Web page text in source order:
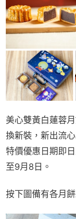
美心雙黃白蓮蓉
換新裝，新出流
特價優惠日期即
至9月8日。
按下圖備有各月